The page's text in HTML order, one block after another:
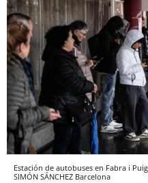
Estación de autobuses en Fabra i
SIMÓN SÁNCHEZ Barcelona